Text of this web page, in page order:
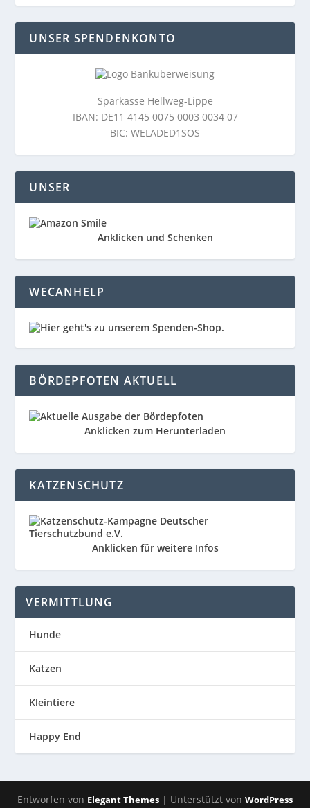
UNSER SPENDENKONTO
Sparkasse Hellweg-Lippe
IBAN: DE11 4145 0075 0003 0034 07
BIC: WELADED1SOS
UNSER
Anklicken und Schenken
WECANHELP
BÖRDEPFOTEN AKTUELL
Anklicken zum Herunterladen
KATZENSCHUTZ
Anklicken für weitere Infos
VERMITTLUNG
Hunde
Katzen
Kleintiere
Happy End
Entworfen von Elegant Themes | Unterstützt von WordPress